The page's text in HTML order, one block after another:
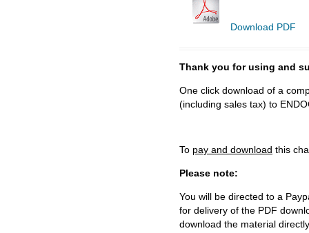
Download PDF
Thank you for using and
One click download of a
(including sales tax) to
To pay and download this
Please note:
You will be directed to a
for delivery of the PDF
download the material